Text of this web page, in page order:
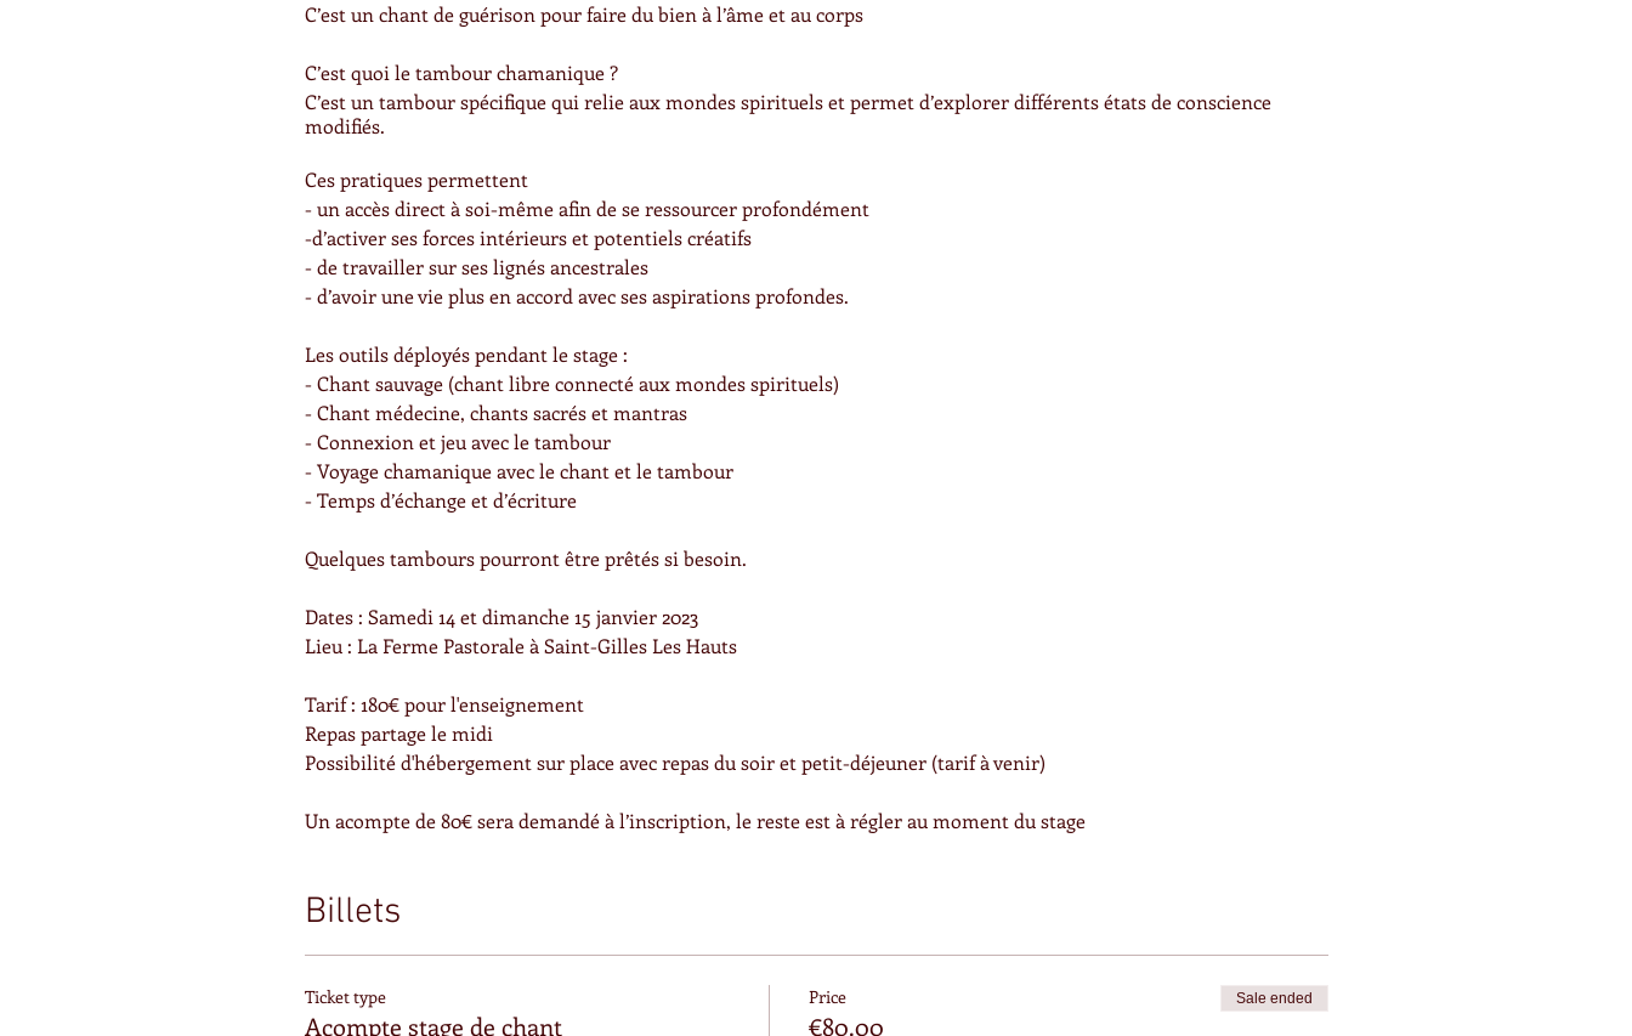
C’est un chant de guérison pour faire du bien à l’âme et au corps
C’est quoi le tambour chamanique ?
C’est un tambour spécifique qui relie aux mondes spirituels et permet d’explorer différents états de conscience
modifiés.
Ces pratiques permettent
- un accès direct à soi-même afin de se ressourcer profondément
-d’activer ses forces intérieurs et potentiels créatifs
- de travailler sur ses lignés ancestrales
- d’avoir une vie plus en accord avec ses aspirations profondes.
Les outils déployés pendant le stage :
- Chant sauvage (chant libre connecté aux mondes spirituels)
- Chant médecine, chants sacrés et mantras
- Connexion et jeu avec le tambour
- Voyage chamanique avec le chant et le tambour
- Temps d’échange et d’écriture
Quelques tambours pourront être prêtés si besoin.
Dates : Samedi 14 et dimanche 15 janvier 2023
Lieu : La Ferme Pastorale à Saint-Gilles Les Hauts
Tarif : 180€ pour l'enseignement
Repas partage le midi
Possibilité d'hébergement sur place avec repas du soir et petit-déjeuner (tarif à venir)
Un acompte de 80€ sera demandé à l’inscription, le reste est à régler au moment du stage
Billets
Ticket type
Acompte stage de chant
Price
€80.00
Sale ended